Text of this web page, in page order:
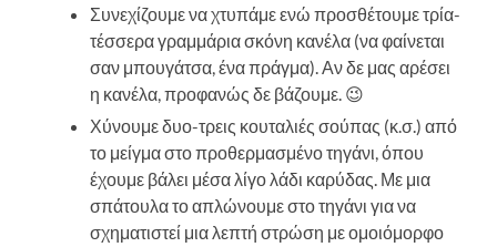
Συνεχίζουμε να χτυπάμε ενώ προσθέτουμε τρία-
τέσσερα γραμμάρια σκόνη κανέλα (να φαίνεται
σαν μπουγάτσα, ένα πράγμα). Αν δε μας αρέσει
η κανέλα, προφανώς δε βάζουμε. 😉
Χύνουμε δυο-τρεις κουταλιές σούπας (κ.σ.) από
το μείγμα στο προθερμασμένο τηγάνι, όπου
έχουμε βάλει μέσα λίγο λάδι καρύδας. Με μια
σπάτουλα το απλώνουμε στο τηγάνι για να
σχηματιστεί μια λεπτή στρώση με ομοιόμορφο